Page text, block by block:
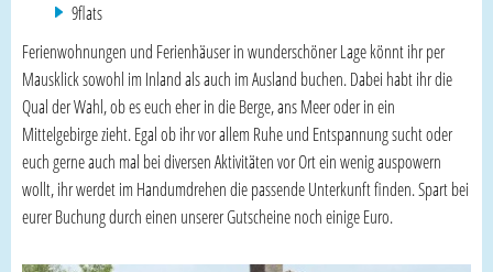
9flats
Ferienwohnungen und Ferienhäuser in wunderschöner Lage könnt ihr per
Mausklick sowohl im Inland als auch im Ausland buchen. Dabei habt ihr die
Qual der Wahl, ob es euch eher in die Berge, ans Meer oder in ein
Mittelgebirge zieht. Egal ob ihr vor allem Ruhe und Entspannung sucht oder
euch gerne auch mal bei diversen Aktivitäten vor Ort ein wenig auspowern
wollt, ihr werdet im Handumdrehen die passende Unterkunft finden. Spart bei
eurer Buchung durch einen unserer Gutscheine noch einige Euro.